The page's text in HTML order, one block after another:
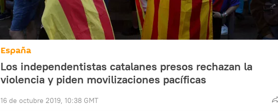
España
Los independentistas catalanes presos rechazan la
violencia y piden movilizaciones pacíficas
16 de octubre 2019, 10:38 GMT